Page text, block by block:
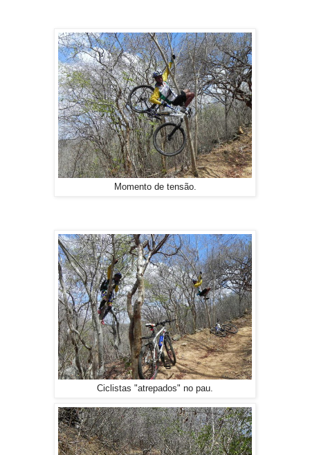
Momento de tensão.
Ciclistas "atrepados" no pau.